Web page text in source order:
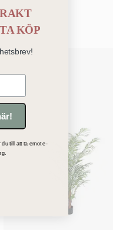
KÖP
till att ta emot e-